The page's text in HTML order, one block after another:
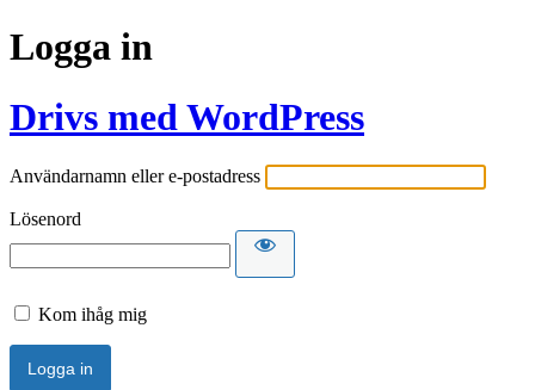
Logga in
Drivs med WordPress
Användarnamn eller e-postadress
Lösenord
Kom ihåg mig